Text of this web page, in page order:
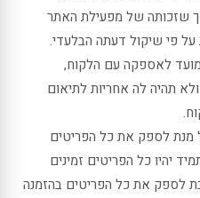
שזכותה של מפעילת האתר
פי שיקול דעתה הבלעדי.
לאספקה עם הלקוח,
תהיה לה אחריות לתיאום
לספק את כל הפריטים
יהיו כל הפריטים זמינים
לספק את כל הפריטים בהזמנה